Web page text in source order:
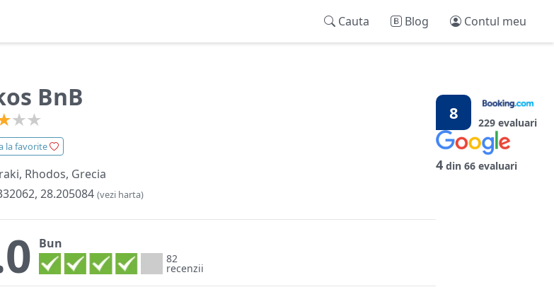
Cauta Blog Contul meu
BnB
la favorite
Rhodos, Grecia
28.205084(vezi harta)
Bun
82
recenzii
8 229 evaluari
4 din 66 evaluari